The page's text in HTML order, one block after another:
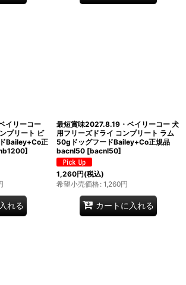
イリーコー
プリート ビ
Bailey+Co正
]
れる
最短賞味2027.8.19・ベイリーコー 犬
用フリーズドライ コンプリート ラム
50gドッグフードBailey+Co正規品
bacnl50 [bacnl50]
1,260円(税込)
希望小売価格: 1,260円
カートに入れる